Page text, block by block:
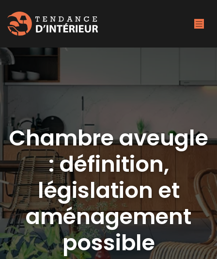
Chambre aveugle
: définition,
législation et
aménagement
possible